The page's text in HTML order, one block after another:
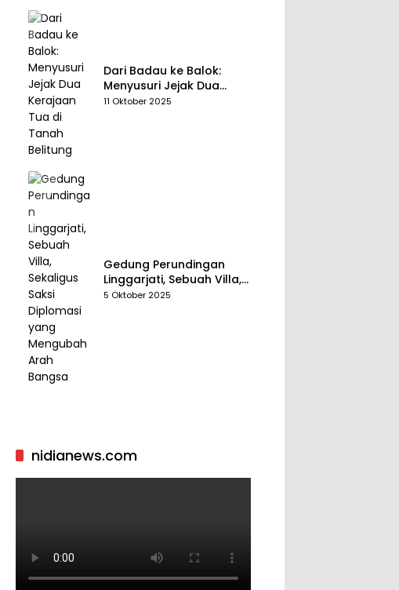
Dari Badau ke Balok:
Menyusuri Jejak Dua
Kerajaan Tua di Tanah
11 Oktober 2025
Gedung Perundingan
Linggarjati, Sebuah Villa,
Sekaligus Saksi Diplomasi
5 Oktober 2025
nidianews.com